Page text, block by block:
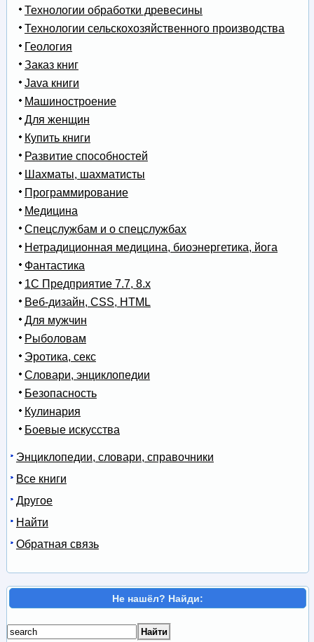
Технологии обработки древесины
Технологии сельскохозяйственного производства
Геология
Заказ книг
Java книги
Машиностроение
Для женщин
Купить книги
Развитие способностей
Шахматы, шахматисты
Программирование
Медицина
Спецслужбам и о спецслужбах
Нетрадиционная медицина, биоэнергетика, йога
Фантастика
1С Предприятие 7.7, 8.x
Веб-дизайн, CSS, HTML
Для мужчин
Рыболовам
Эротика, секс
Словари, энциклопедии
Безопасность
Кулинария
Боевые искусства
Энциклопедии, словари, справочники
Все книги
Другое
Найти
Обратная связь
Не нашёл? Найди: